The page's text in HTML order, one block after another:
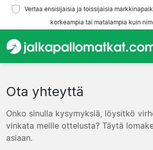
Vertaa ensisijaisia ja toissijaisia
korkeampia tai matalampia kuin
Joukkueet
Liigat
Matkatoimistoja
Ota yhteyttä
Onko sinulla kysymyksiä, löysitkö
vinkata meille ottelusta? Täytä
asiaan.